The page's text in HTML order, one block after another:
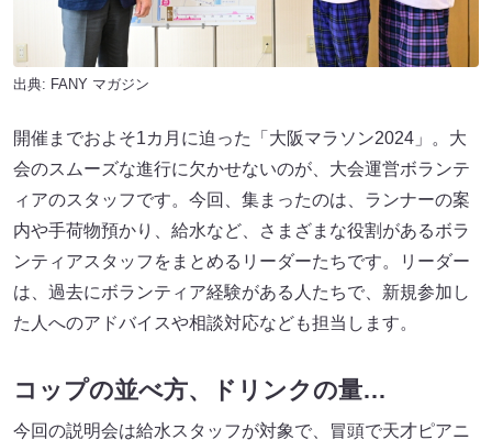
出典: FANY マガジン
開催までおよそ1カ月に迫った「大阪マラソン2024」。大
会のスムーズな進行に欠かせないのが、大会運営ボランテ
ィアのスタッフです。今回、集まったのは、ランナーの案
内や手荷物預かり、給水など、さまざまな役割があるボラ
ンティアスタッフをまとめるリーダーたちです。リーダー
は、過去にボランティア経験がある人たちで、新規参加し
た人へのアドバイスや相談対応なども担当します。
コップの並べ方、ドリンクの量…
今回の説明会は給水スタッフが対象で、冒頭で天才ピアニ